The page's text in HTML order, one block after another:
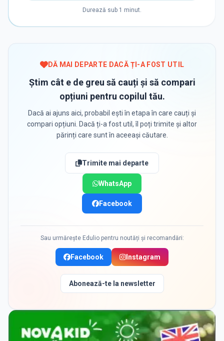
Durează sub 1 minut.
DĂ MAI DEPARTE DACĂ ȚI-A FOST UTIL
Știm cât e de greu să cauți și să compari
opțiuni pentru copilul tău.
Dacă ai ajuns aici, probabil ești în etapa în care cauți și
compari opțiuni. Dacă ți-a fost util, îl poți trimite și altor
părinți care sunt în aceeași căutare.
Trimite mai departe
WhatsApp
Facebook
Sau urmărește Edulio pentru noutăți și recomandări:
Facebook Instagram
Abonează-te la newsletter